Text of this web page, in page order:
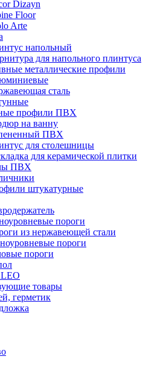
Dizayn
Floor
Arte
напольный
для напольного плинтуса
металлические профили
сталь
профили ПВХ
на ванну
ПВХ
для столешницы
для керамической плитки
ПВХ
штукатурные
пороги
из нержавеющей стали
пороги
пороги
товары
герметик